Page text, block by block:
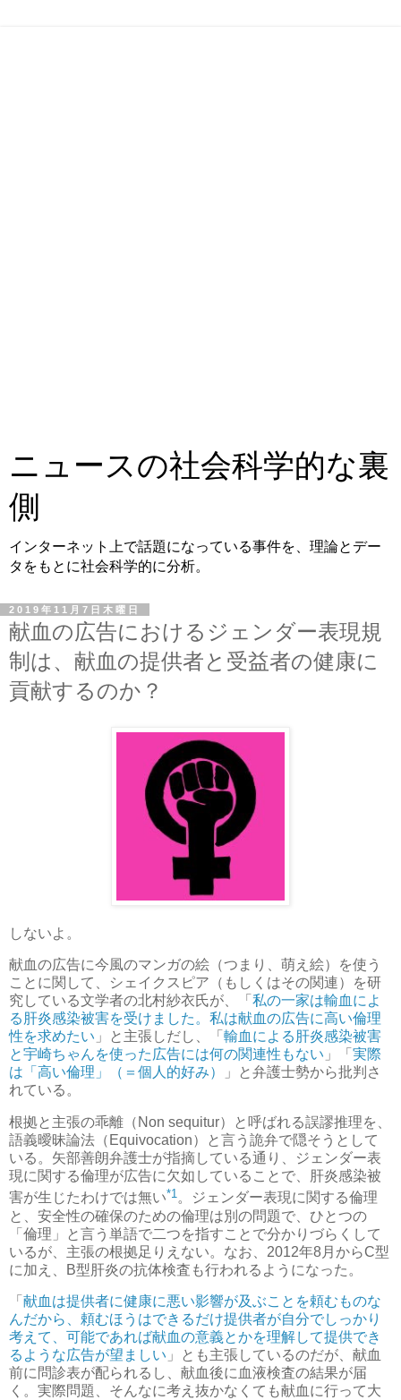
ニュースの社会科学的な裏
側
インターネット上で話題になっている事件を、理論とデー
タをもとに社会科学的に分析。
2019年11月7日木曜日
献血の広告におけるジェンダー表現規
制は、献血の提供者と受益者の健康に
貢献するのか？
しないよ。
献血の広告に今風のマンガの絵（つまり、萌え絵）を使う
ことに関して、シェイクスピア（もしくはその関連）を研
究している文学者の北村紗衣氏が、「 私の一家は輸血によ
る肝炎感染被害を受けました。私は献血の広告に高い倫理
性を求めたい 」と主張しだし、「 輸血による肝炎感染被害
と宇崎ちゃんを使った広告には何の関連性もない 」「 実際
は「高い倫理」（＝個人的好み）
」と弁護士勢から批判さ
れている。
根拠と主張の乖離（Non sequitur）と呼ばれる誤謬推理を、
語義曖昧論法（Equivocation）と言う詭弁で隠そうとして
いる。矢部善朗弁護士が指摘している通り、ジェンダー表
現に関する倫理が広告に欠如していることで、肝炎感染被
害が生じたわけでは無い*1 。ジェンダー表現に関する倫理
と、安全性の確保のための倫理は別の問題で、ひとつの
「倫理」と言う単語で二つを指すことで分かりづらくして
いるが、主張の根拠足りえない。なお、2012年8月からC型
に加え、B型肝炎の抗体検査も行われるようになった。
「 献血は提供者に健康に悪い影響が及ぶことを頼むものな
んだから、頼むほうはできるだけ提供者が自分でしっかり
考えて、可能であれば献血の意義とかを理解して提供でき
るような広告が望ましい 」とも主張しているのだが、献血
前に問診表が配られるし、献血後に血液検査の結果が届
く。実際問題、そんなに考え抜かなくても献血に行って大